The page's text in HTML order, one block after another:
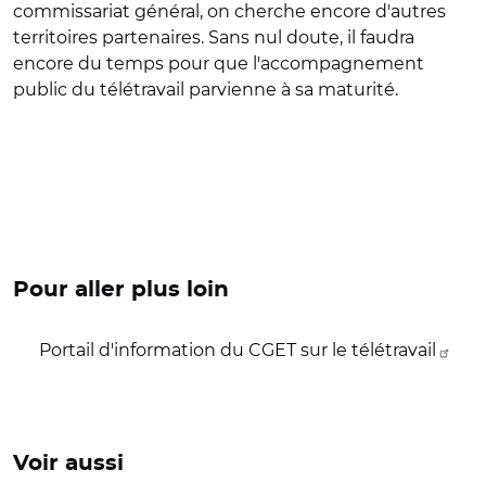
commissariat général, on cherche encore d'autres
territoires partenaires. Sans nul doute, il faudra
encore du temps pour que l'accompagnement
public du télétravail parvienne à sa maturité.
Pour aller plus loin
Portail d'information du CGET sur le télétravail
Voir aussi